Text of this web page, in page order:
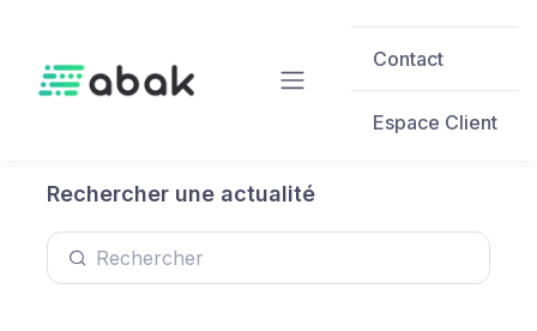
Contact
Espace Client
Rechercher une actualité